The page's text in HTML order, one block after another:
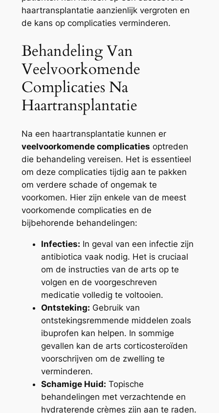
haartransplantatie aanzienlijk vergroten en
de kans op complicaties verminderen.
Behandeling Van
Veelvoorkomende
Complicaties Na
Haartransplantatie
Na een haartransplantatie kunnen er
veelvoorkomende complicaties optreden
die behandeling vereisen. Het is essentieel
om deze complicaties tijdig aan te pakken
om verdere schade of ongemak te
voorkomen. Hier zijn enkele van de meest
voorkomende complicaties en de
bijbehorende behandelingen:
Infecties: In geval van een infectie zijn
antibiotica vaak nodig. Het is cruciaal
om de instructies van de arts op te
volgen en de voorgeschreven
medicatie volledig te voltooien.
Ontsteking: Gebruik van
ontstekingsremmende middelen zoals
ibuprofen kan helpen. In sommige
gevallen kan de arts corticosteroïden
voorschrijven om de zwelling te
verminderen.
Schamige Huid: Topische
behandelingen met verzachtende en
hydraterende crèmes zijn aan te raden.